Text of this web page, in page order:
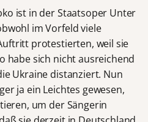
ist in der Staatsoper Unter
im Vorfeld viele
protestierten, weil sie
habe sich nicht ausreichend
Ukraine distanziert. Nun
ja ein Leichtes gewesen,
um der Sängerin